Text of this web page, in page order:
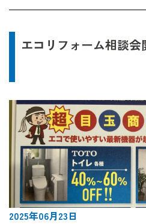
エコリフォーム相談会
2025年06月23日